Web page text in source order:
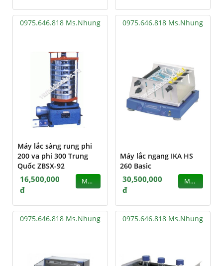
0975.646.818 Ms.Nhung
Máy lắc sàng rung phi
200 va phi 300 Trung
Quốc ZBSX-92
16,500,000
đ
MUA
0975.646.818 Ms.Nhung
Máy lắc ngang IKA HS
260 Basic
30,500,000
đ
MUA
0975.646.818 Ms.Nhung 0975.646.818 Ms.Nhung